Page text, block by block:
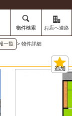
物件検索 お店へ連絡
一覧 > 物件詳細